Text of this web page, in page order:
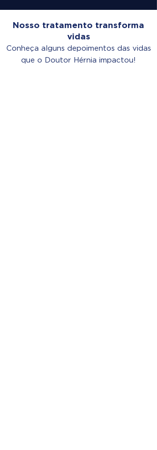
Nosso tratamento transforma
vidas
Conheça alguns depoimentos das vidas
que o Doutor Hérnia impactou!